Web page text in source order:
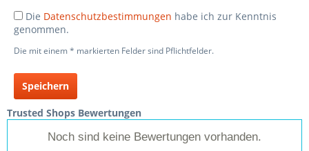
Die Datenschutzbestimmungen habe ich zur Kenntnis
genommen.
Die mit einem * markierten Felder sind Pflichtfelder.
Speichern
Trusted Shops Bewertungen
Noch sind keine Bewertungen vorhanden.